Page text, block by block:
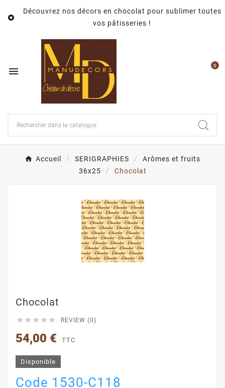

Découvrez nos décors en chocolat pour sublimer toutes
vos pâtisseries !
 0
Accueil SERIGRAPHIES
Arômes et fruits
36x25
Chocolat
Chocolat
     REVIEW (0)
54,00 € TTC
Disponible
Code 1530-C118